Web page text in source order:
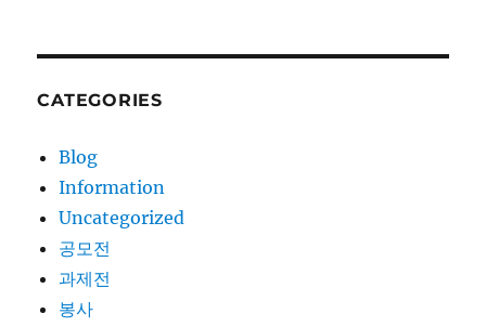
CATEGORIES
Blog
Information
Uncategorized
공모전
과제전
봉사